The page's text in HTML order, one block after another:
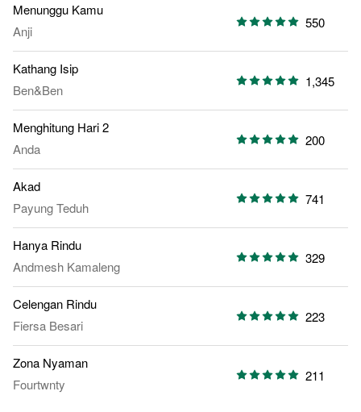
Menunggu Kamu
Anji
550
Kathang Isip
Ben&Ben
1,345
Menghitung Hari 2
Anda
200
Akad
Payung Teduh
741
Hanya Rindu
Andmesh Kamaleng
329
Celengan Rindu
Fiersa Besari
223
Zona Nyaman
Fourtwnty
211